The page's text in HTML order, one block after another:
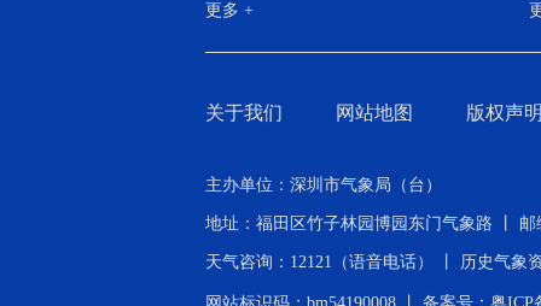
更多 +
关于我们 网站地图 版权声
主办单位：深圳市气象局（台）
地址：福田区竹子林园博园东门气象路 丨 邮
天气咨询：12121（语音电话） 丨 历史气象